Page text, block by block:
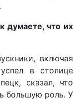
думаете, что их
включая
в столице
сказал, что
большую роль. У